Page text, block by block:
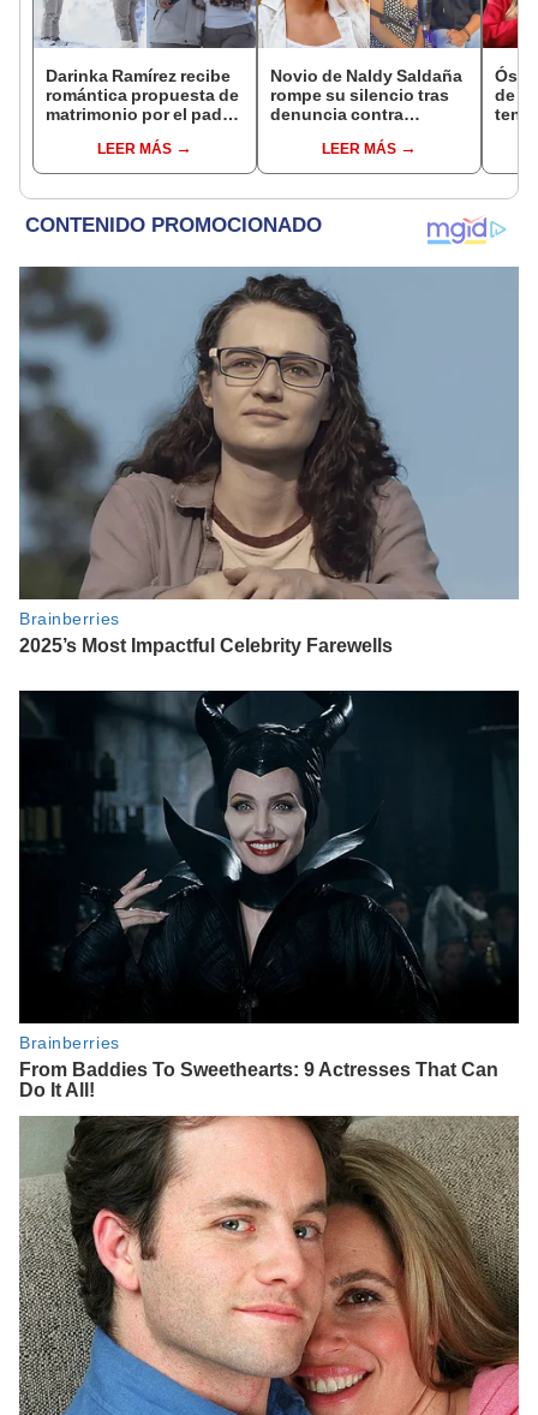
Darinka Ramírez recibe
romántica propuesta de
matrimonio por el padre
nervios, lágrimas y
muchísima felicidad"
LEER MÁS
Novio de Naldy Saldaña
rompe su silencio tras
denuncia contra
Luz: "Tiene todo mi
apoyo"
LEER MÁS
de